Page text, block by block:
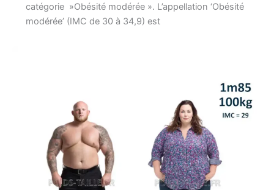
catégorie »Obésité modérée ». L’appellation ‘Obésité
modérée’ (IMC de 30 à 34,9) est